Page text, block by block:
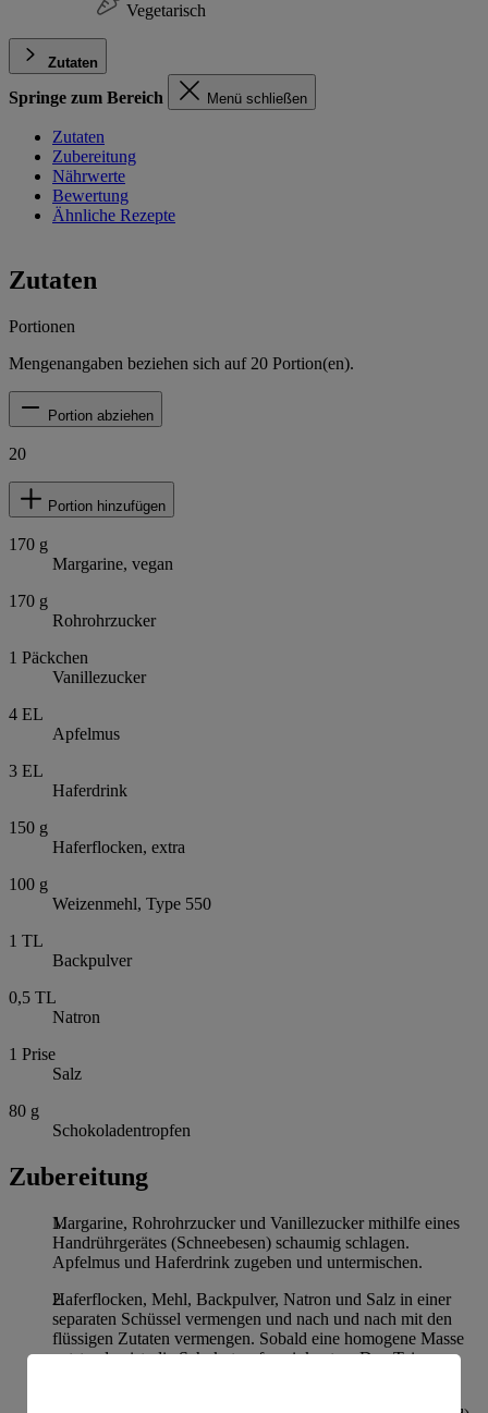
Vegetarisch
Zutaten
Springe zum Bereich Menü schließen
Zutaten
Zubereitung
Nährwerte
Bewertung
Ähnliche Rezepte
Zutaten
Portionen
Mengenangaben beziehen sich auf 20 Portion(en).
Portion abziehen
20
Portion hinzufügen
170 g
Margarine, vegan
170 g
Rohrohrzucker
1 Päckchen
Vanillezucker
4 EL
Apfelmus
3 EL
Haferdrink
150 g
Haferflocken, extra
100 g
Weizenmehl, Type 550
1 TL
Backpulver
0,5 TL
Natron
1 Prise
Salz
80 g
Schokoladentropfen
Zubereitung
Margarine, Rohrohrzucker und Vanillezucker mithilfe eines
Handrührgerätes (Schneebesen) schaumig schlagen.
Apfelmus und Haferdrink zugeben und untermischen.
Haferflocken, Mehl, Backpulver, Natron und Salz in einer
separaten Schüssel vermengen und nach und nach mit den
flüssigen Zutaten vermengen. Sobald eine homogene Masse
entstanden ist, die Schokotropfen einkneten. Den Teig